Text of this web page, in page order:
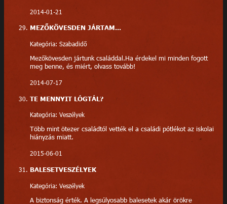
2014-01-21
MEZŐKÖVESDEN JÁRTAM...
Kategória: Szabadidő
Mezőkövesden jártunk családdal.Ha érdekel mi minden fogott
meg benne, és miért, olvass tovább!
2014-07-17
TE MENNYIT LÓGTÁL?
Kategória: Veszélyek
Több mint ötezer családtól vették el a családi pótlékot az iskolai
hiányzás miatt.
2015-06-01
BALESETVESZÉLYEK
Kategória: Veszélyek
A biztonság érték. A legsúlyosabb balesetek akár örökre